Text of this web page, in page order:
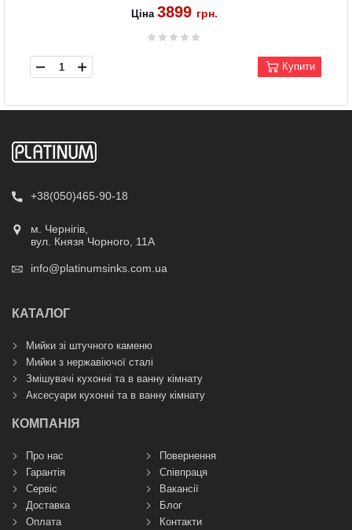
Ціна 3899 грн.
Купити
+38(050)465-90-18
м. Чернігів,
вул. Князя Чорного, 11А
info@platinumsinks.com.ua
КАТАЛОГ
Мийки зі штучного каменю
Мийки з нержавіючої сталі
Змішувачі кухонні та в ванну кімнату
Аксесуари кухонні та в ванну кімнату
КОМПАНІЯ
Про нас
Гарантія
Сервіс
Доставка
Оплата
Повернення
Співпраця
Вакансії
Блог
Контакти